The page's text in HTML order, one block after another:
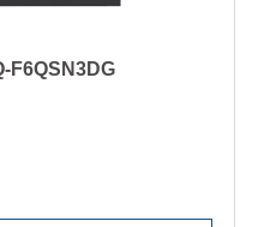
F6QSN3DG